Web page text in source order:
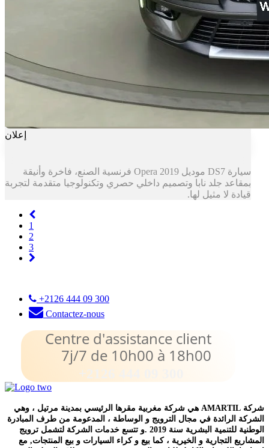
إعلان
سيارة DS7 موديل Opera 2019 فرنسية الصنع، فاخرة وأنيقة
بمقاعد جلد نابا وتصميم داخلي حصري وتكنولوجيا متقدمة لتجربة
قيادة لا مثيل لها.
Previous
1
2
3
+2126 444 09 300
Contactez-nous
Centre d'assistance client
7j/7 de 10h00 à 18h00
+2126 444 09 300
شركة AMARTIL هي شركة مغربية مقرها الرئيسي بمدينة مرتيل ، وهي
الشركة الرائدة في مجال الترويج و الوساطة ، المدعومة من طرف المبادرة
الوطنية للتنمية البشرية سنة 2019 .و تتسع خدمات الشركة لتشمل ترويج
المشاريع التجارية و الخيرية ، كما بيع و كراء السيارات و بيع المنتجات, مع